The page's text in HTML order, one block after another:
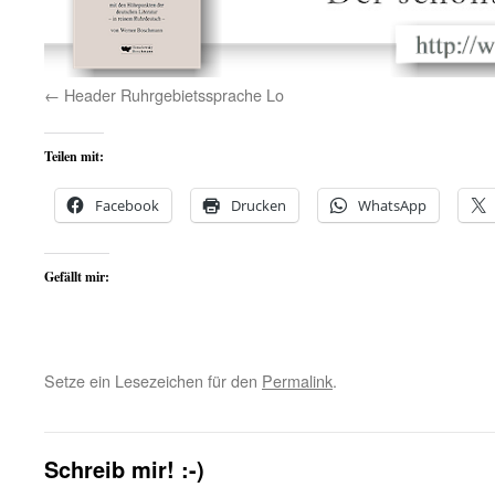
Header Ruhrgebietssprache Lo
Teilen mit:
Facebook Drucken WhatsApp
Gefällt mir:
Setze ein Lesezeichen für den Permalink.
Schreib mir! :-)